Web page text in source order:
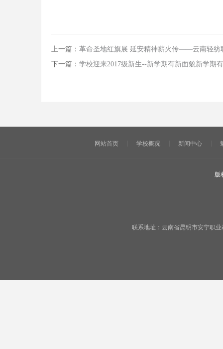
上一篇： 革命圣地红旗展 延安精神薪火传——云南轻纺
下一篇： 学校迎来2017级新生--新学期有新面貌新学期
网站首页 学校概况 新闻中心
版
联系地址：云南省昆明市安宁职